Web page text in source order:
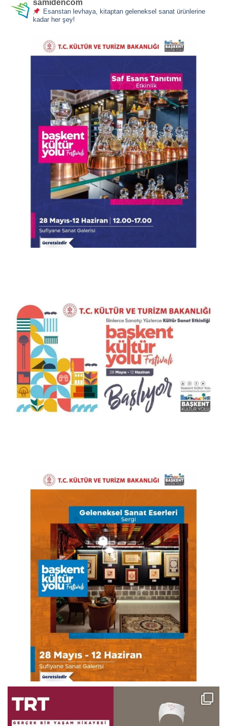
samidencom
Esanstan levhaya, kitaptan geleneksel sanat ürünlerine
kadar her şey!